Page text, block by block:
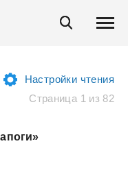
Настройки чтения
Страница 1 из 82